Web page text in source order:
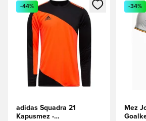
Megnyit egy modált a
-44%
adidas Squadra 21
Kapusmez -
-34%
Mez